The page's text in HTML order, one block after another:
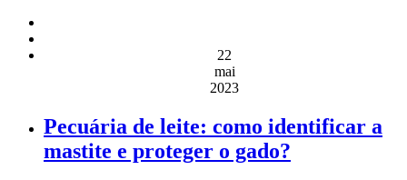
22
mai
2023
Pecuária de leite: como identificar a
mastite e proteger o gado?